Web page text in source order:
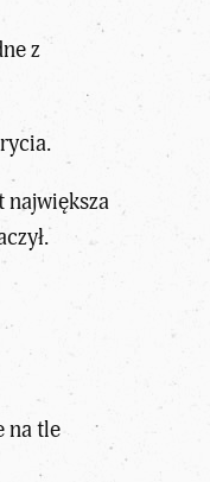
z
największa
na tle